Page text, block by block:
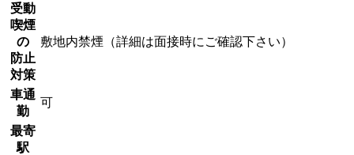
受動
喫煙
の
防止
対策
敷地内禁煙（詳細は面接時にご確認下さい）
車通
勤
可
最寄
駅